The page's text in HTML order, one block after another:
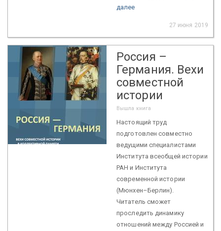
далее
27 июня 2019
Россия –
Германия. Вехи
совместной
истории
Вышла книга
Настоящий труд
подготовлен совместно
ведущими специалистами
Института всеобщей истории
РАН и Института
современной истории
(Мюнхен–Берлин).
Читатель сможет
проследить динамику
отношений между Россией и